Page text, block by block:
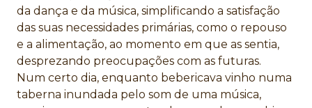
da dança e da música, simplificando a satisfação
das suas necessidades primárias, como o repouso
e a alimentação, ao momento em que as sentia,
desprezando preocupações com as futuras.
Num certo dia, enquanto bebericava vinho numa
taberna inundada pelo som de uma música,